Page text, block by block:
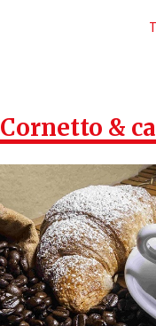
Cornetto &